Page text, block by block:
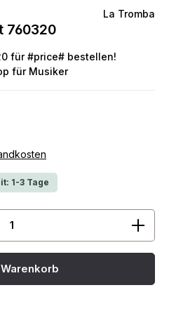
von 0 von 5 Sternen
La Tromba
760320
für #price# bestellen!
für Musiker
1-3 Tage
gewünschten Wert ein